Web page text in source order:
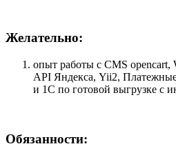
Желательно:
опыт работы с CMS opencart,
API Яндекса, Yii2,
и 1С по готовой выгрузке с
Обязанности: